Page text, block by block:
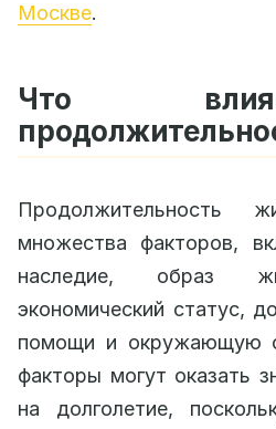
Москве.
Что
Продолжительность
множества факторов,
наследие, образ
экономический статус,
помощи и окружающую
факторы могут оказать
на долголетие,